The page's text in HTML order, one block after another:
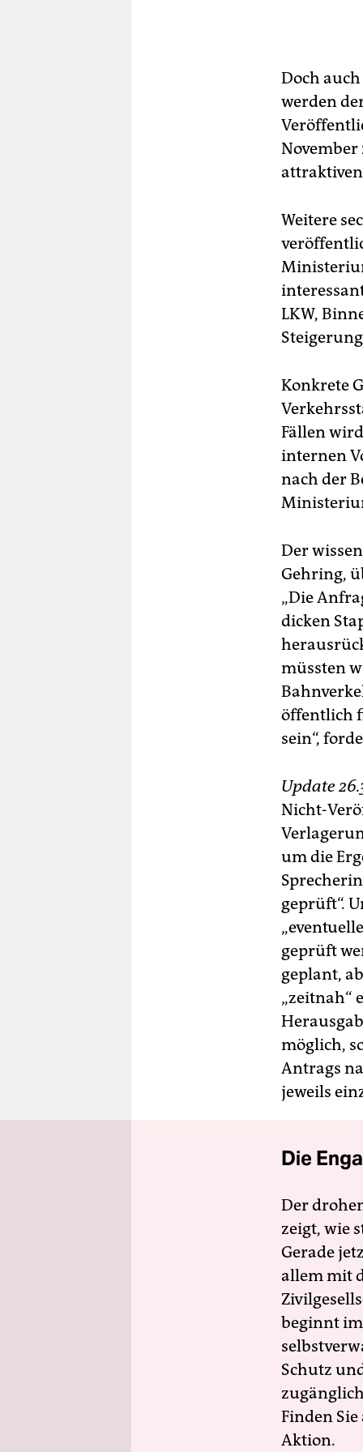
Doch
werden
November
attraktiven
Weitere
LKW,
Konkrete
Fällen
internen
nach der
Der
Gehring,
„Die
dicken
müssten
öffentlich
sein“,
Update
Nicht-
um die
geprüft“.
geprüft
geplant,
„zeitnah“
möglich,
Antrags
jeweils
Die
Der
zeigt, wie
Gerade
allem mit
beginnt
Schutz
Finden
Aktion.